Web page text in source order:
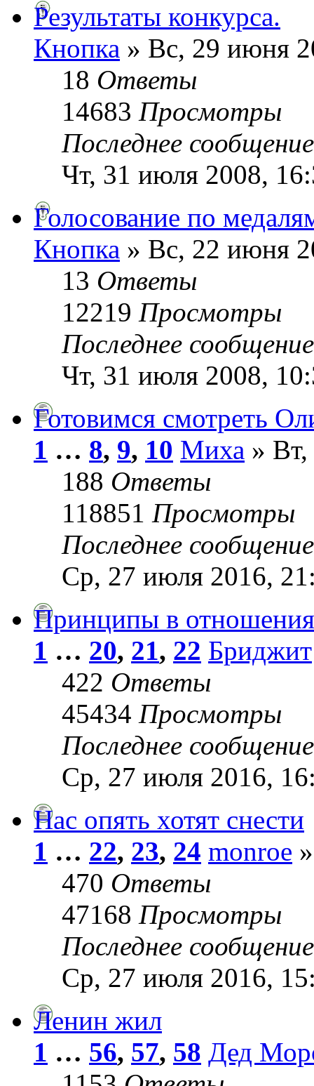
Результаты конкурса.
Кнопка » Вс, 29 июня
18 Ответы
14683 Просмотры
Последнее
Чт, 31 июля 2008,
Голосование по
Кнопка » Вс, 22 июня
13 Ответы
12219 Просмотры
Последнее
Чт, 31 июля 2008,
Готовимся смотреть
1 … 8, 9, 10 Миха »
188 Ответы
118851 Просмотры
Последнее
Ср, 27 июля 2016,
Принципы в
1 … 20, 21, 22 Бриджит
422 Ответы
45434 Просмотры
Последнее
Ср, 27 июля 2016,
Нас опять хотят снести
1 … 22, 23, 24 monroe
470 Ответы
47168 Просмотры
Последнее
Ср, 27 июля 2016,
Ленин жил
1 … 56, 57, 58 Дед